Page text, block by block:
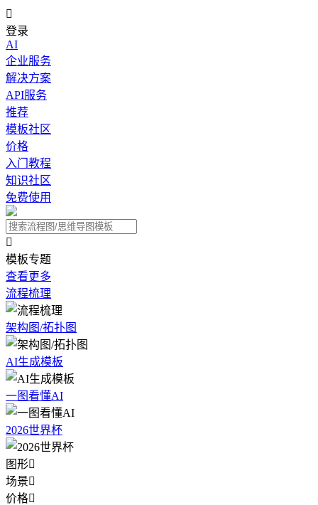

登录
AI
企业服务
解决方案
API服务
推荐
模板社区
价格
入门教程
知识社区
免费使用

模板专题
查看更多
流程梳理
架构图/拓扑图
AI生成模板
一图看懂AI
2026世界杯
图形
场景
价格